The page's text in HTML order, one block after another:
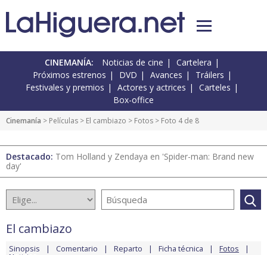
CINEMANÍA: Noticias de cine
Cartelera
Próximos estrenos
DVD Avances
Tráilers
Festivales y premios
Actores y actrices
Carteles
Box-office
Cinemanía > Películas > El cambiazo > Fotos > Foto 4 de 8
Destacado: Tom Holland y Zendaya en 'Spider-man: Brand new
day'
El cambiazo
Sinopsis Comentario Reparto Ficha técnica Fotos